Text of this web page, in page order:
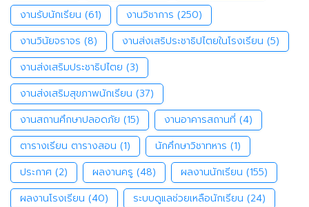
งานรับนักเรียน (61) งานวิชาการ (250)
งานวินัยจราจร (8) งานส่งเสริประชาธิปไตยในโรงเรียน (5)
งานส่งเสริมประชาธิปไตย (3)
งานส่งเสริมสุขภาพนักเรียน (37)
งานสถานศึกษาปลอดภัย (15) งานอาคารสถานที่ (4)
ตารางเรียน ตารางสอน (1) นักศึกษาวิชาทหาร (1)
ประกาศ (2) ผลงานครู (48) ผลงานนักเรียน (155)
ผลงานโรงเรียน (40) ระบบดูแลช่วยเหลือนักเรียน (24)